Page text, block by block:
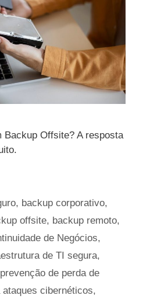
Backup Offsite? A resposta
, backup corporativo,
offsite, backup remoto,
de Negócios,
de TI segura,
prevenção de perda de
cibernéticos,